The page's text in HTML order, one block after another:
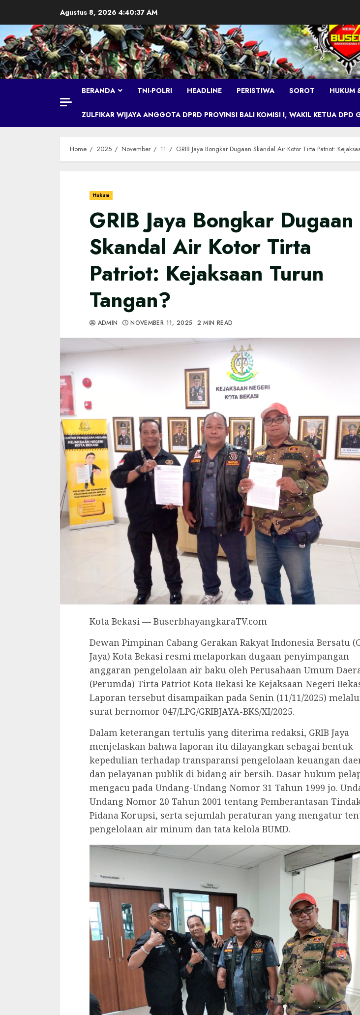
content
Agustus 8, 2026 4:40:38 AM
BERANDA TNI-POLRI HEADLINE PERISTIWA SOROT HUKUM
ZULFIKAR WIJAYA ANGGOTA DPRD PROVINSI BALI KOMISI I, WAKIL KETUA DPD
Home 2025 November 11 GRIB Jaya Bongkar Dugaan Skandal Air Kotor Tirta Patriot:
Hukum
GRIB Jaya Bongkar Dugaan
Skandal Air Kotor Tirta
Patriot: Kejaksaan Turun
Tangan?
ADMIN NOVEMBER 11, 2025 2 MIN READ
Kota Bekasi — BuserbhayangkaraTV.com
Dewan Pimpinan Cabang Gerakan Rakyat Indonesia Bersatu
Jaya) Kota Bekasi resmi melaporkan dugaan penyimpangan
anggaran pengelolaan air baku oleh Perusahaan Umum
(Perumda) Tirta Patriot Kota Bekasi ke Kejaksaan Negeri
Laporan tersebut disampaikan pada Senin (11/11/2025)
surat bernomor 047/LPG/GRIBJAYA-BKS/XI/2025.
Dalam keterangan tertulis yang diterima redaksi, GRIB Jaya
menjelaskan bahwa laporan itu dilayangkan sebagai bentuk
kepedulian terhadap transparansi pengelolaan keuangan
dan pelayanan publik di bidang air bersih. Dasar hukum
mengacu pada Undang-Undang Nomor 31 Tahun 1999 jo.
Undang Nomor 20 Tahun 2001 tentang Pemberantasan
Pidana Korupsi, serta sejumlah peraturan yang mengatur
pengelolaan air minum dan tata kelola BUMD.